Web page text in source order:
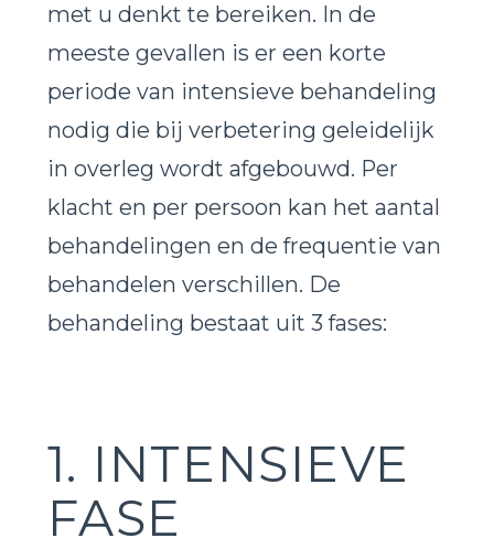
met u denkt te bereiken. In de
meeste gevallen is er een korte
periode van intensieve behandeling
nodig die bij verbetering geleidelijk
in overleg wordt afgebouwd. Per
klacht en per persoon kan het aantal
behandelingen en de frequentie van
behandelen verschillen. De
behandeling bestaat uit 3 fases:
1. INTENSIEVE
FASE